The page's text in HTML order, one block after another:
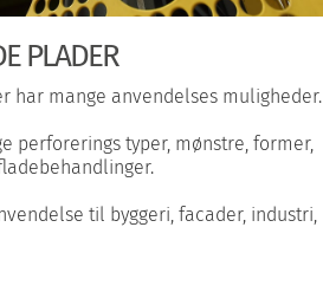
PLADER
har mange anvendelses muligheder.
perforerings typer, mønstre, former,
til byggeri, facader, industri,